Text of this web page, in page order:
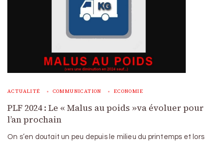
ACTUALITÉ COMMUNICATION ECONOMIE
PLF 2024 : Le « Malus au poids »va évoluer pour
l’an prochain
On s’en doutait un peu depuis le milieu du printemps et lors